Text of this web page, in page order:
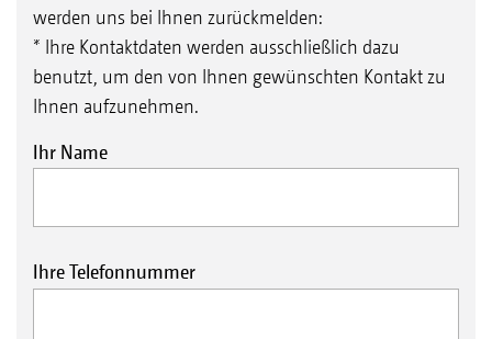
werden uns bei Ihnen zurückmelden:
* Ihre Kontaktdaten werden ausschließlich dazu
benutzt, um den von Ihnen gewünschten Kontakt zu
Ihnen aufzunehmen.
Ihr Name
Ihre Telefonnummer